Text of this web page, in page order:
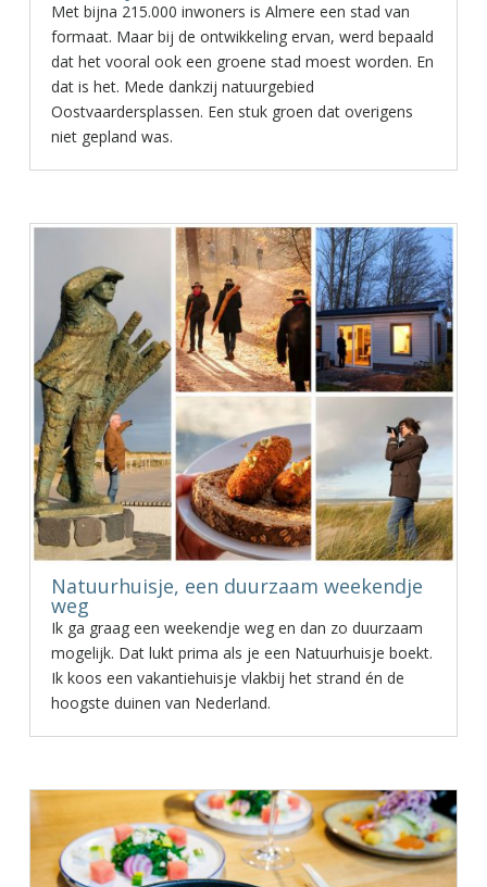
Met bijna 215.000 inwoners is Almere een stad van
formaat. Maar bij de ontwikkeling ervan, werd bepaald
dat het vooral ook een groene stad moest worden. En
dat is het. Mede dankzij natuurgebied
Oostvaardersplassen. Een stuk groen dat overigens
niet gepland was.
Natuurhuisje, een duurzaam weekendje
weg
Ik ga graag een weekendje weg en dan zo duurzaam
mogelijk. Dat lukt prima als je een Natuurhuisje boekt.
Ik koos een vakantiehuisje vlakbij het strand én de
hoogste duinen van Nederland.